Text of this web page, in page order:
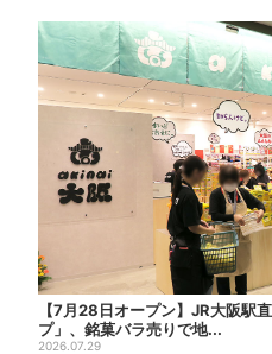
【7月28日オープン】JR大阪駅
プ」、銘菓バラ売りで地...
2026.07.29